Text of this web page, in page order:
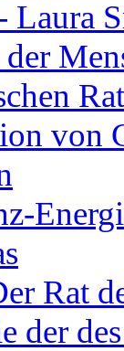
Laura
von
Rat
der